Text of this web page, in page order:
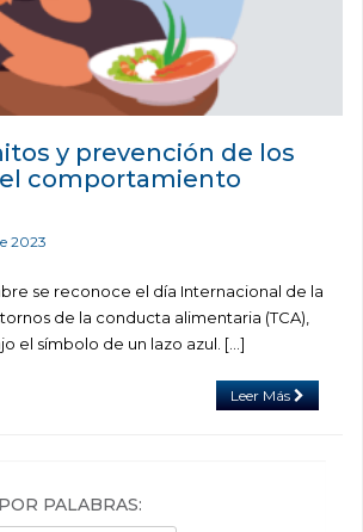
y prevención de los
comportamiento
2023
se reconoce el día Internacional de la
de la conducta alimentaria (TCA),
el símbolo de un lazo azul. […]
Leer Más
PALABRAS: